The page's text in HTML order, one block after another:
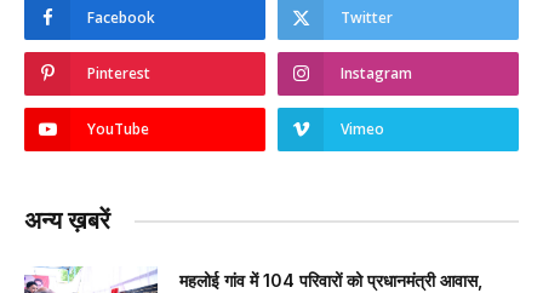
Facebook Twitter
Pinterest Instagram
YouTube Vimeo
अन्य ख़बरें
महलोई गांव में 104 परिवारों को प्रधानमंत्री आवास,